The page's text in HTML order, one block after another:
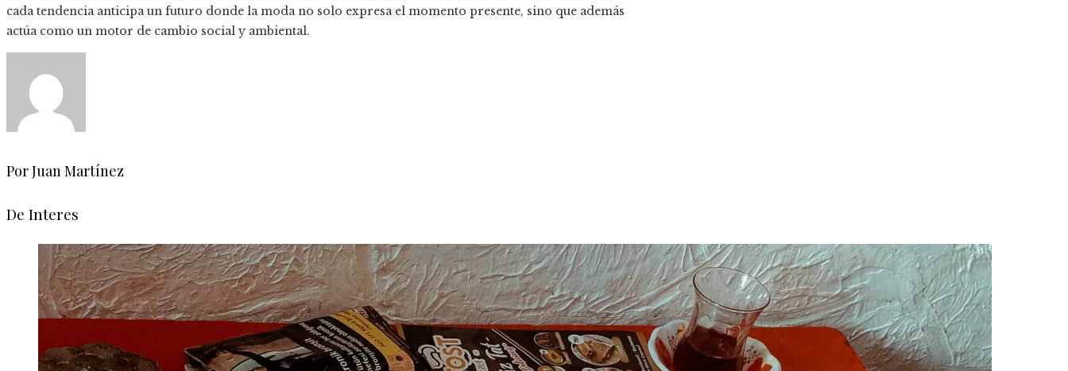
cada tendencia anticipa un futuro donde la moda no solo expresa el momento presente, sino que además
actúa como un motor de cambio social y ambiental.
Por Juan Martínez
De Interes